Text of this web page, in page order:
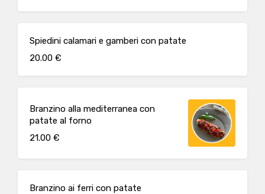
Spiedini calamari e gamberi con patate
20.00 €
Branzino alla mediterranea con
patate al forno
21.00 €
Branzino ai ferri con patate